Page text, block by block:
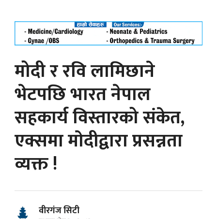
मोदी र रवि लामिछाने
भेटपछि भारत नेपाल
सहकार्य विस्तारको संकेत,
एक्समा माेदीद्वारा प्रसन्नता
व्यक्त !
वीरगंज सिटी